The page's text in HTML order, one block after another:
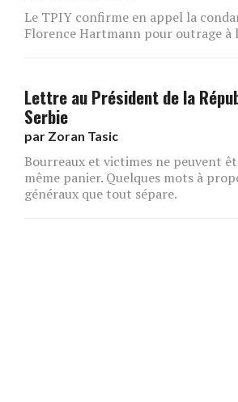
Le TPIY confirme en appel la
Florence Hartmann pour outrage à
Lettre au Président de la
Serbie
par Zoran Tasic
Bourreaux et victimes ne peuvent
même panier. Quelques mots à
généraux que tout sépare.